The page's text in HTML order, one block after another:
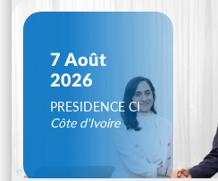
7 Août
2026
PRESIDENCE CI
Côte d'Ivoire